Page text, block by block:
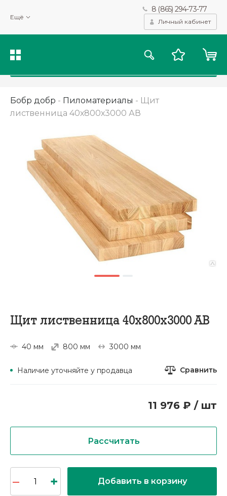
Ещё
8 (865) 294-73-77
Личный кабинет
Бобр добр - Пиломатериалы - Щит
лиственница 40х800х3000 АВ
Щит лиственница 40х800х3000 АВ
40 мм 800 мм 3000 мм
Наличие уточняйте у продавца Сравнить
11 976 ₽ / шт
Рассчитать
Добавить в корзину
Мы используем файлы cookie и другие подобные технологии
для получения данных с целью сбора статистики, повышения
качества рекомендаций и предоставления вам возможности
персонализированного просмотра.Подробнее